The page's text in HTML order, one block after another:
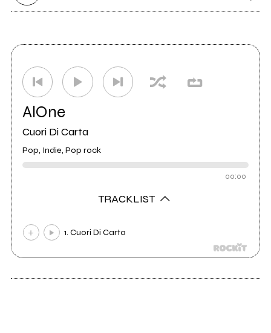
AlOne
Cuori Di Carta
Pop, Indie, Pop rock
00:00
TRACKLIST
1. Cuori Di Carta